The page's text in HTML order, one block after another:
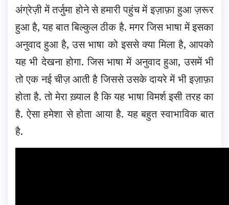
अंग्रेज़ी में तर्जुमा होने से हमारी पहुंच में इज़ाफ़ा हुआ ज़रूर
हुआ है, यह बात बिल्कुल ठीक है. मगर जिस भाषा में इसका
अनुवाद हुआ है, उस भाषा को इससे क्या मिला है, आपको
यह भी देखना होगा. जिस भाषा में अनुवाद हुआ, उसमें भी
तो एक नई चीज़ आती है जिससे उसके दायरे में भी इज़ाफ़ा
होता है. तो मेरा ख़्याल है कि यह भाषा विमर्श इसी तरह का
है. ऐसा हमेशा से होता आया है. यह बहुत स्वाभाविक बात
है.